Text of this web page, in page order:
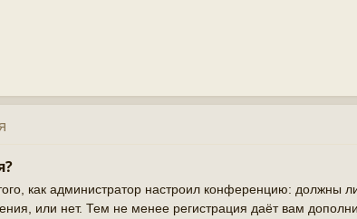
как администратор настроил конференцию: должны
или нет. Тем не менее регистрация даёт вам